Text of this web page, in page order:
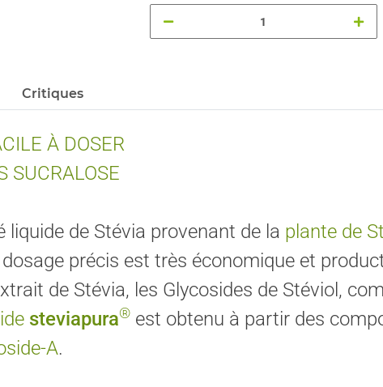
Critiques
À DOSER
SUCRALOSE
liquide de Stévia provenant de la plante de
précis est très économique et
de Stévia, les Glycosides de Stéviol,
steviapura® est obtenu à partir des
A.